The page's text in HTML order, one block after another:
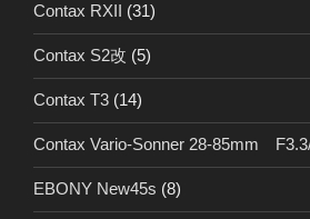
Contax RXII (31)
Contax S2改 (5)
Contax T3 (14)
Contax Vario-Sonner 28-85mm
EBONY New45s (8)